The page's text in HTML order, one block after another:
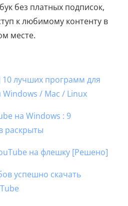
без платных подписок,
к любимому контенту в
месте.
лучших программ для
Windows / Mac / Linux
на Windows : 9
раскрыты
на флешку [Решено]
успешно скачать